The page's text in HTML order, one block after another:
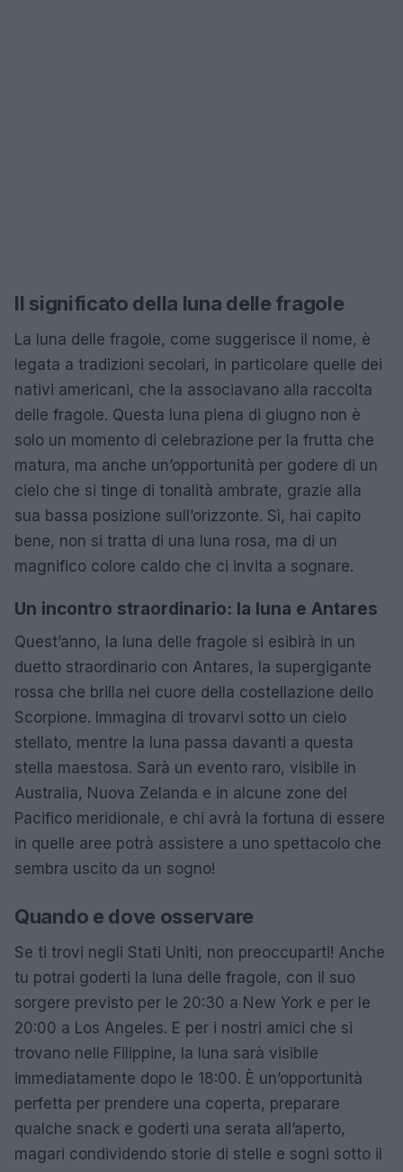
Il significato della luna delle fragole
La luna delle fragole, come suggerisce il nome, è
legata a tradizioni secolari, in particolare quelle dei
nativi americani, che la associavano alla raccolta
delle fragole. Questa luna piena di giugno non è
solo un momento di celebrazione per la frutta che
matura, ma anche un’opportunità per godere di un
cielo che si tinge di tonalità ambrate, grazie alla
sua bassa posizione sull’orizzonte. Sì, hai capito
bene, non si tratta di una luna rosa, ma di un
magnifico colore caldo che ci invita a sognare.
Un incontro straordinario: la luna e Antares
Quest’anno, la luna delle fragole si esibirà in un
duetto straordinario con Antares, la supergigante
rossa che brilla nel cuore della costellazione dello
Scorpione. Immagina di trovarvi sotto un cielo
stellato, mentre la luna passa davanti a questa
stella maestosa. Sarà un evento raro, visibile in
Australia, Nuova Zelanda e in alcune zone del
Pacifico meridionale, e chi avrà la fortuna di essere
in quelle aree potrà assistere a uno spettacolo che
sembra uscito da un sogno!
Quando e dove osservare
Se ti trovi negli Stati Uniti, non preoccuparti! Anche
tu potrai goderti la luna delle fragole, con il suo
sorgere previsto per le 20:30 a New York e per le
20:00 a Los Angeles. E per i nostri amici che si
trovano nelle Filippine, la luna sarà visibile
immediatamente dopo le 18:00. È un’opportunità
perfetta per prendere una coperta, preparare
qualche snack e goderti una serata all’aperto,
magari condividendo storie di stelle e sogni sotto il